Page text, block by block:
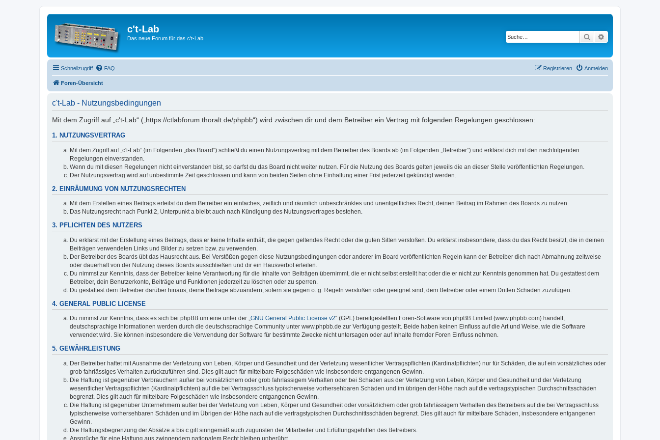
c't-Lab
Das neue Forum für das c't-Lab Suche
Schnellzugriff FAQ Anmelden
Registrieren
Foren-Übersicht
c't-Lab - Nutzungsbedingungen
Mit dem Zugriff auf „c't-Lab“ („https://ctlabforum.thoralt.de/phpbb“) wird zwischen dir und dem Betreiber ein Vertrag mit folgenden Regelungen geschlossen:
1. NUTZUNGSVERTRAG
Mit dem Zugriff auf „c't-Lab“ (im Folgenden „das Board“) schließt du einen Nutzungsvertrag mit dem Betreiber des Boards ab (im Folgenden „Betreiber“) und erklärst dich mit den nachfolgenden
Regelungen einverstanden.
Wenn du mit diesen Regelungen nicht einverstanden bist, so darfst du das Board nicht weiter nutzen. Für die Nutzung des Boards gelten jeweils die an dieser Stelle veröffentlichten Regelungen.
Der Nutzungsvertrag wird auf unbestimmte Zeit geschlossen und kann von beiden Seiten ohne Einhaltung einer Frist jederzeit gekündigt werden.
2. EINRÄUMUNG VON NUTZUNGSRECHTEN
Mit dem Erstellen eines Beitrags erteilst du dem Betreiber ein einfaches, zeitlich und räumlich unbeschränktes und unentgeltliches Recht, deinen Beitrag im Rahmen des Boards zu nutzen.
Das Nutzungsrecht nach Punkt 2, Unterpunkt a bleibt auch nach Kündigung des Nutzungsvertrages bestehen.
3. PFLICHTEN DES NUTZERS
Du erklärst mit der Erstellung eines Beitrags, dass er keine Inhalte enthält, die gegen geltendes Recht oder die guten Sitten verstoßen. Du erklärst insbesondere, dass du das Recht besitzt, die in deinen
Beiträgen verwendeten Links und Bilder zu setzen bzw. zu verwenden.
Der Betreiber des Boards übt das Hausrecht aus. Bei Verstößen gegen diese Nutzungsbedingungen oder anderer im Board veröffentlichten Regeln kann der Betreiber dich nach Abmahnung zeitweise
oder dauerhaft von der Nutzung dieses Boards ausschließen und dir ein Hausverbot erteilen.
Du nimmst zur Kenntnis, dass der Betreiber keine Verantwortung für die Inhalte von Beiträgen übernimmt, die er nicht selbst erstellt hat oder die er nicht zur Kenntnis genommen hat. Du gestattest dem
Betreiber, dein Benutzerkonto, Beiträge und Funktionen jederzeit zu löschen oder zu sperren.
Du gestattest dem Betreiber darüber hinaus, deine Beiträge abzuändern, sofern sie gegen o. g. Regeln verstoßen oder geeignet sind, dem Betreiber oder einem Dritten Schaden zuzufügen.
4. GENERAL PUBLIC LICENSE
Du nimmst zur Kenntnis, dass es sich bei phpBB um eine unter der „GNU General Public License v2“ (GPL) bereitgestellten Foren-Software von phpBB Limited (www.phpbb.com) handelt;
deutschsprachige Informationen werden durch die deutschsprachige Community unter www.phpbb.de zur Verfügung gestellt. Beide haben keinen Einfluss auf die Art und Weise, wie die Software
verwendet wird. Sie können insbesondere die Verwendung der Software für bestimmte Zwecke nicht untersagen oder auf Inhalte fremder Foren Einfluss nehmen.
5. GEWÄHRLEISTUNG
Der Betreiber haftet mit Ausnahme der Verletzung von Leben, Körper und Gesundheit und der Verletzung wesentlicher Vertragspflichten (Kardinalpflichten) nur für Schäden, die auf ein vorsätzliches oder
grob fahrlässiges Verhalten zurückzuführen sind. Dies gilt auch für mittelbare Folgeschäden wie insbesondere entgangenen Gewinn.
Die Haftung ist gegenüber Verbrauchern außer bei vorsätzlichem oder grob fahrlässigem Verhalten oder bei Schäden aus der Verletzung von Leben, Körper und Gesundheit und der Verletzung
wesentlicher Vertragspflichten (Kardinalpflichten) auf die bei Vertragsschluss typischerweise vorhersehbaren Schäden und im übrigen der Höhe nach auf die vertragstypischen Durchschnittsschäden
begrenzt. Dies gilt auch für mittelbare Folgeschäden wie insbesondere entgangenen Gewinn.
Die Haftung ist gegenüber Unternehmern außer bei der Verletzung von Leben, Körper und Gesundheit oder vorsätzlichem oder grob fahrlässigem Verhalten des Betreibers auf die bei Vertragsschluss
typischerweise vorhersehbaren Schäden und im Übrigen der Höhe nach auf die vertragstypischen Durchschnittsschäden begrenzt. Dies gilt auch für mittelbare Schäden, insbesondere entgangenen
Gewinn.
Die Haftungsbegrenzung der Absätze a bis c gilt sinngemäß auch zugunsten der Mitarbeiter und Erfüllungsgehilfen des Betreibers.
Ansprüche für eine Haftung aus zwingendem nationalem Recht bleiben unberührt.